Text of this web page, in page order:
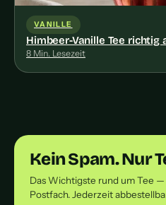
VANILLE
Himbeer-Vanille Tee richtig
8 Min. Lesezeit
Kein Spam. Nur
Das Wichtigste rund um Tee
Postfach. Jederzeit